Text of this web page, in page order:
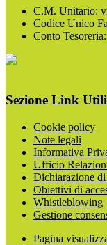
C.M. Unitario:
Codice Unico
Conto
Sezione Link Utili
Cookie policy
Note legali
Informativa
Ufficio
Dichiarazione di
Obiettivi di
Whistleblowing
Gestione
Pagina